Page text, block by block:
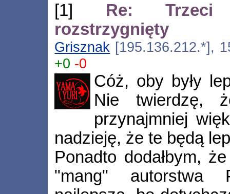
[1] Re: Trzeci
rozstrzygnięty
Grisznak [195.136.212.*],
+0 -0
Cóż, oby były
Nie twierdzę,
przynajmniej
nadzieję, że te będą
Ponadto dodałbym,
"mang" autorstwa